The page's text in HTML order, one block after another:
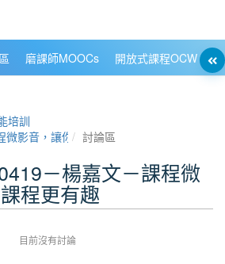
磨課師MOOCs 開放式課程OCW
培訓
影音，讓你的課程更有趣
討論區
－楊嘉文－課程微
程更有趣
目前沒有討論